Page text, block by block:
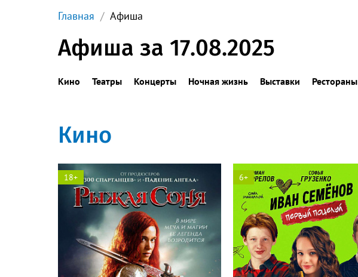
Главная Афиша
Афиша за 17.08.2025
Кино Театры Концерты Ночная жизнь Выставки Рестораны
Кино
18+ 6+